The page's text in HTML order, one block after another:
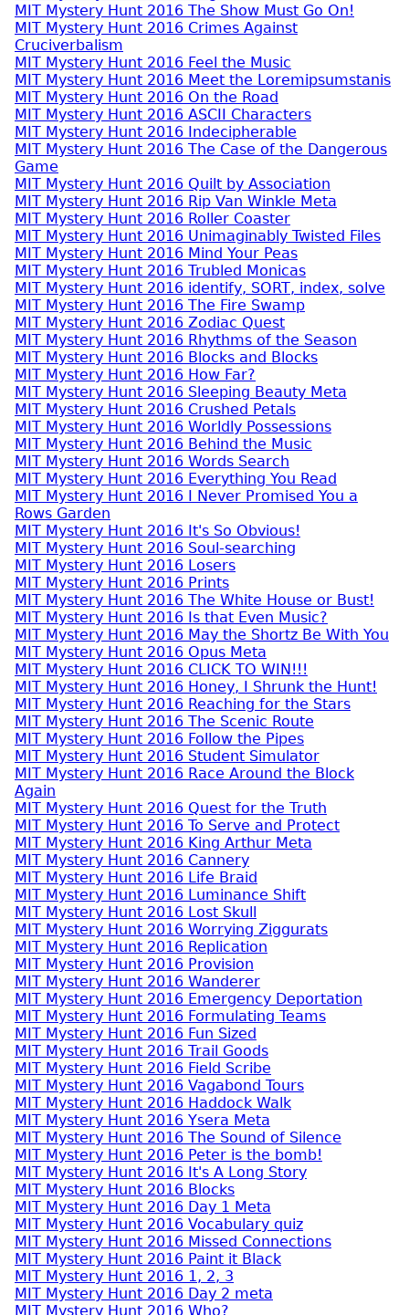
MIT Mystery Hunt 2016 The Show Must Go On!
MIT Mystery Hunt 2016 Crimes Against
Cruciverbalism
MIT Mystery Hunt 2016 Feel the Music
MIT Mystery Hunt 2016 Meet the Loremipsumstanis
MIT Mystery Hunt 2016 On the Road
MIT Mystery Hunt 2016 ASCII Characters
MIT Mystery Hunt 2016 Indecipherable
MIT Mystery Hunt 2016 The Case of the Dangerous
Game
MIT Mystery Hunt 2016 Quilt by Association
MIT Mystery Hunt 2016 Rip Van Winkle Meta
MIT Mystery Hunt 2016 Roller Coaster
MIT Mystery Hunt 2016 Unimaginably Twisted Files
MIT Mystery Hunt 2016 Mind Your Peas
MIT Mystery Hunt 2016 Trubled Monicas
MIT Mystery Hunt 2016 identify, SORT, index, solve
MIT Mystery Hunt 2016 The Fire Swamp
MIT Mystery Hunt 2016 Zodiac Quest
MIT Mystery Hunt 2016 Rhythms of the Season
MIT Mystery Hunt 2016 Blocks and Blocks
MIT Mystery Hunt 2016 How Far?
MIT Mystery Hunt 2016 Sleeping Beauty Meta
MIT Mystery Hunt 2016 Crushed Petals
MIT Mystery Hunt 2016 Worldly Possessions
MIT Mystery Hunt 2016 Behind the Music
MIT Mystery Hunt 2016 Words Search
MIT Mystery Hunt 2016 Everything You Read
MIT Mystery Hunt 2016 I Never Promised You a
Rows Garden
MIT Mystery Hunt 2016 It's So Obvious!
MIT Mystery Hunt 2016 Soul-searching
MIT Mystery Hunt 2016 Losers
MIT Mystery Hunt 2016 Prints
MIT Mystery Hunt 2016 The White House or Bust!
MIT Mystery Hunt 2016 Is that Even Music?
MIT Mystery Hunt 2016 May the Shortz Be With You
MIT Mystery Hunt 2016 Opus Meta
MIT Mystery Hunt 2016 CLICK TO WIN!!!
MIT Mystery Hunt 2016 Honey, I Shrunk the Hunt!
MIT Mystery Hunt 2016 Reaching for the Stars
MIT Mystery Hunt 2016 The Scenic Route
MIT Mystery Hunt 2016 Follow the Pipes
MIT Mystery Hunt 2016 Student Simulator
MIT Mystery Hunt 2016 Race Around the Block
Again
MIT Mystery Hunt 2016 Quest for the Truth
MIT Mystery Hunt 2016 To Serve and Protect
MIT Mystery Hunt 2016 King Arthur Meta
MIT Mystery Hunt 2016 Cannery
MIT Mystery Hunt 2016 Life Braid
MIT Mystery Hunt 2016 Luminance Shift
MIT Mystery Hunt 2016 Lost Skull
MIT Mystery Hunt 2016 Worrying Ziggurats
MIT Mystery Hunt 2016 Replication
MIT Mystery Hunt 2016 Provision
MIT Mystery Hunt 2016 Wanderer
MIT Mystery Hunt 2016 Emergency Deportation
MIT Mystery Hunt 2016 Formulating Teams
MIT Mystery Hunt 2016 Fun Sized
MIT Mystery Hunt 2016 Trail Goods
MIT Mystery Hunt 2016 Field Scribe
MIT Mystery Hunt 2016 Vagabond Tours
MIT Mystery Hunt 2016 Haddock Walk
MIT Mystery Hunt 2016 Ysera Meta
MIT Mystery Hunt 2016 The Sound of Silence
MIT Mystery Hunt 2016 Peter is the bomb!
MIT Mystery Hunt 2016 It's A Long Story
MIT Mystery Hunt 2016 Blocks
MIT Mystery Hunt 2016 Day 1 Meta
MIT Mystery Hunt 2016 Vocabulary quiz
MIT Mystery Hunt 2016 Missed Connections
MIT Mystery Hunt 2016 Paint it Black
MIT Mystery Hunt 2016 1, 2, 3
MIT Mystery Hunt 2016 Day 2 meta
MIT Mystery Hunt 2016 Who?